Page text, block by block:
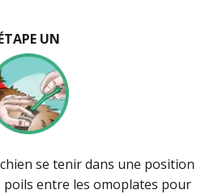
UN
se tenir dans une position
poils entre les omoplates pour